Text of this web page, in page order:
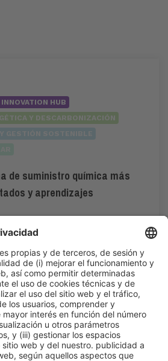
INNOVATION HUB
Y DESCARBONIZACIÓN
de suministro química más
y aprendizajes
- 16:30h
Area - Stand Acció